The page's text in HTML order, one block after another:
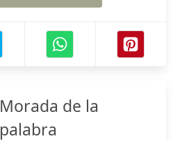
Morada de la
palabra